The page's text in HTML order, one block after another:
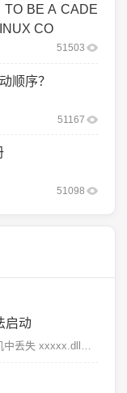
TO BE A CADE
CO
51503
顺序？
51167
51098
启动